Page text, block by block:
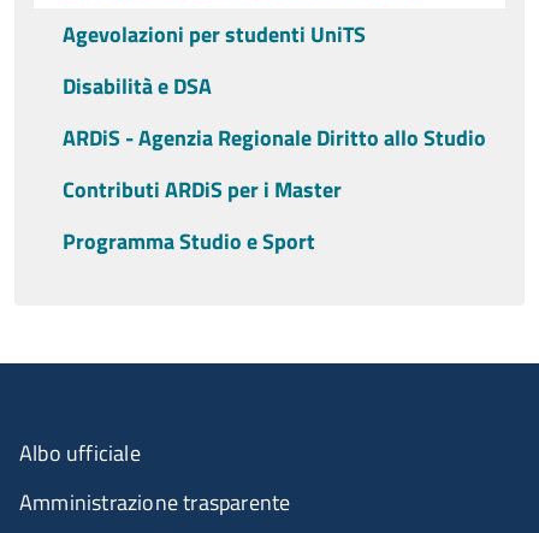
Agevolazioni per studenti UniTS
Disabilità e DSA
ARDiS - Agenzia Regionale Diritto allo Studio
Contributi ARDiS per i Master
Programma Studio e Sport
Albo ufficiale
Amministrazione trasparente